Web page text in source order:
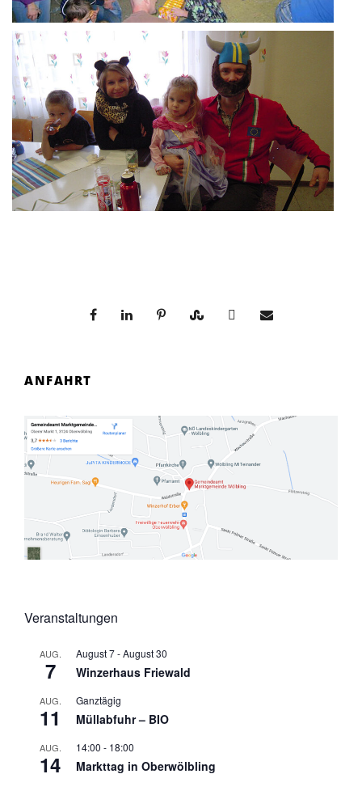
ANFAHRT
Veranstaltungen
AUG.
7
August 7-August 30
Winzerhaus Friewald
AUG.
11
Ganztägig
Müllabfuhr – BIO
AUG.
14
14:00 - 18:00
Markttag in Oberwölbling